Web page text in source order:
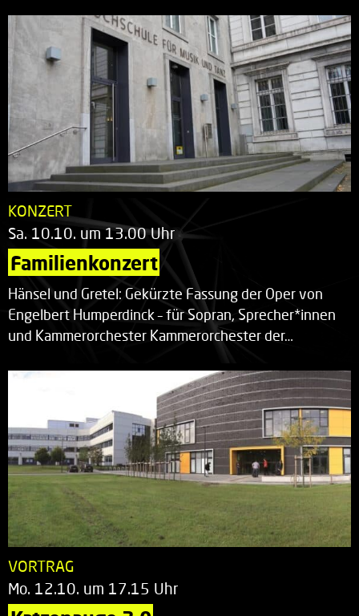
KONZERT
Sa. 10.10. um 13.00 Uhr
Familienkonzert
Hänsel und Gretel: Gekürzte Fassung der Oper von
Engelbert Humperdinck – für Sopran, Sprecher*innen
und Kammerorchester Kammerorchester der…
VORTRAG
Mo. 12.10. um 17.15 Uhr